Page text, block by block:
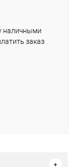
наличными
заказ